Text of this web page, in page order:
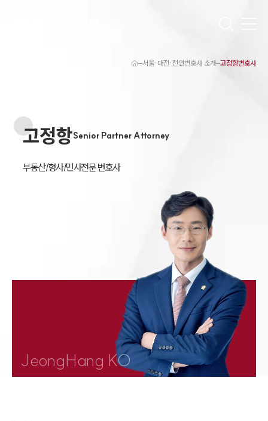
천안이혼전문변호사
천안학교폭력변호사
천안부동산변호사
천안변호사 업무분야
서울·대전·천안변호사 소개 고정항변호사
Senior Partner Attorney
고정항
부동산/형사/민사전문 변호사
JeongHang KO